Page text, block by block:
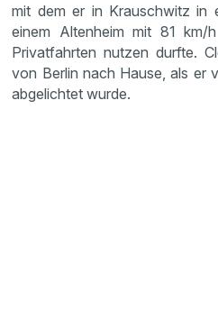
mit dem er in Krauschwitz in
einem Altenheim mit 81
Privatfahrten nutzen durfte.
von Berlin nach Hause, als er
abgelichtet wurde.